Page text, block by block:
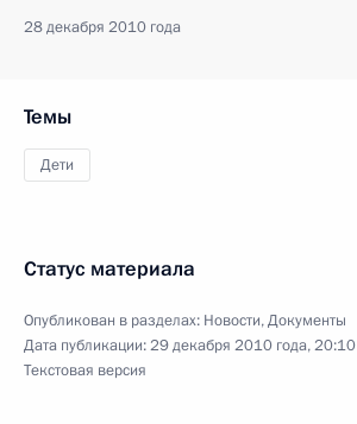
28 декабря 2010 года
Темы
Дети
Статус материала
Опубликован в разделах: Новости,Документы
Дата публикации:29 декабря 2010 года, 20:10
Текстовая версия